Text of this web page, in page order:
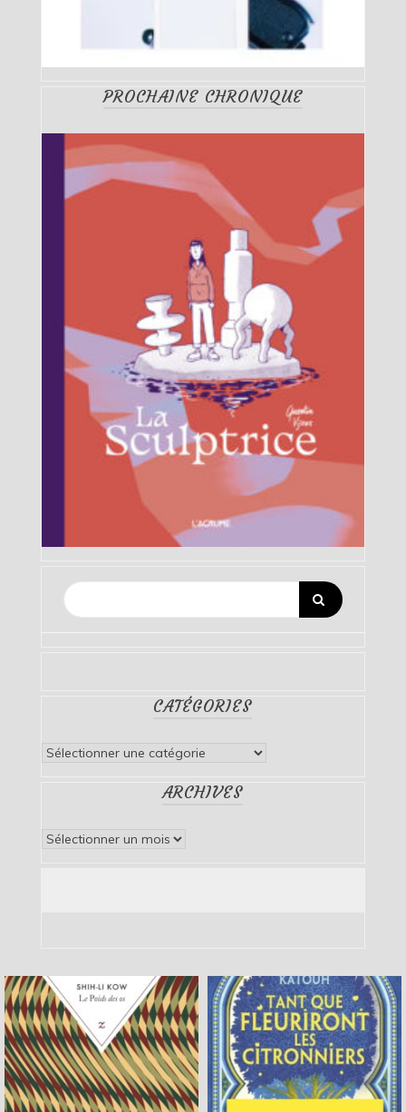
PROCHAINE CHRONIQUE
CATÉGORIES
Catégories
ARCHIVES
Archives